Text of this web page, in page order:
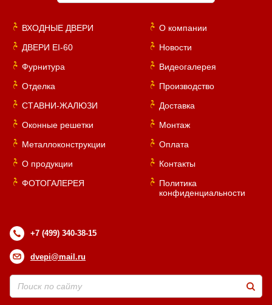
ВХОДНЫЕ ДВЕРИ
ДВЕРИ EI-60
Фурнитура
Отделка
СТАВНИ-ЖАЛЮЗИ
Оконные решетки
Металлоконструкции
О продукции
ФОТОГАЛЕРЕЯ
О компании
Новости
Видеогалерея
Производство
Доставка
Монтаж
Оплата
Контакты
Политика
конфиденциальности
+7 (499) 340-38-15
dvepi@mail.ru